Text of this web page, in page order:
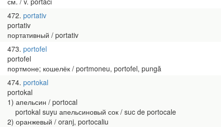
472 portativ
portativ
портативный / portativ
473 portofel
portofel
портмоне; кошелёк / portmoneu, portofel, pungă
474 portokal
portokal
1) апельсин / portocal
portokal suyu апельсиновый сок / suc de portocale
2) оранжевый / oranj, portocaliu